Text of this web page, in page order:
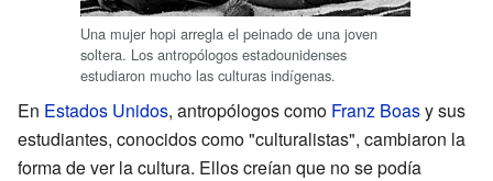
Una mujer hopi arregla el peinado de una joven
soltera. Los antropólogos estadounidenses
estudiaron mucho las culturas indígenas.
En Estados Unidos, antropólogos como Franz Boasy sus
estudiantes, conocidos como "culturalistas", cambiaron la
forma de ver la cultura. Ellos creían que no se podía